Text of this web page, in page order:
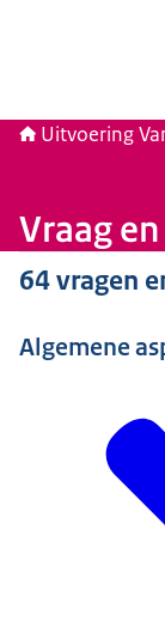
Uitvoering
Vraag
64 vragen
Algemene